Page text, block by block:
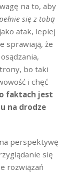
na to, aby
się z tobą
atak, lepiej
sprawiają, że
bo taki
i chęć
faktach jest
na drodze
perspektywę
się
rozwiązań